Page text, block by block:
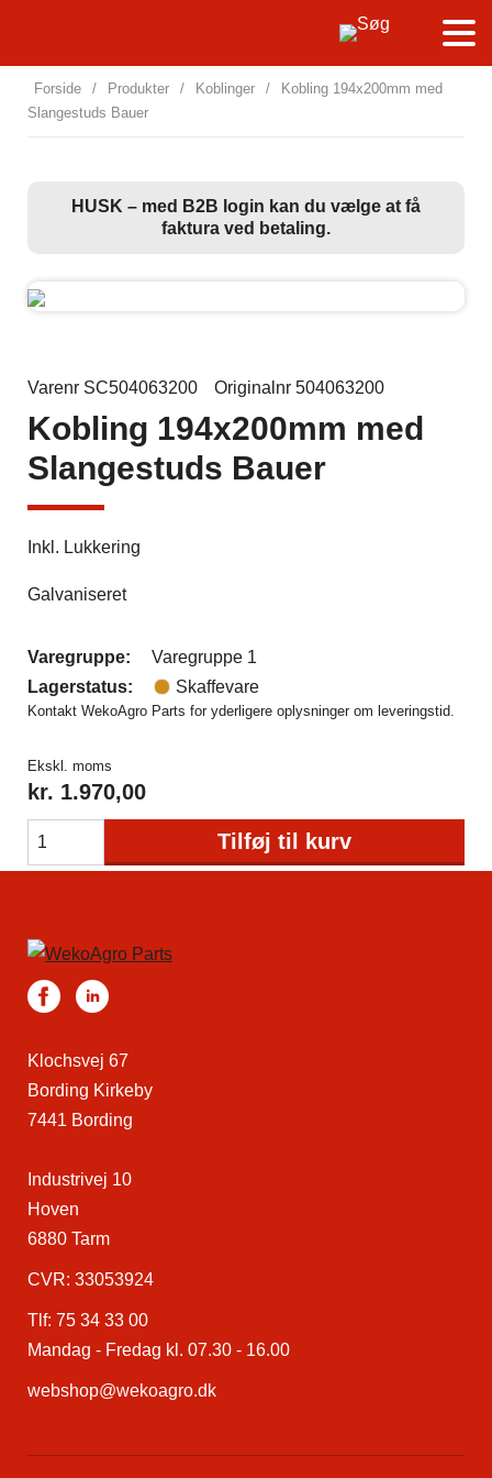
Forside / Produkter / Koblinger /
Kobling 194x200mm med
Slangestuds Bauer
HUSK – med B2B login kan du vælge at få
faktura ved betaling.
Varenr SC504063200 Originalnr 504063200
Kobling 194x200mm med
Slangestuds Bauer
Inkl. Lukkering
Galvaniseret
Varegruppe:
Varegruppe 1
Lagerstatus:
Skaffevare
Kontakt WekoAgro Parts for yderligere oplysninger om leveringstid.
Ekskl. moms
kr. 1.970,00
Tilføj til kurv
Klochsvej 67
Bording Kirkeby
7441 Bording
Industrivej 10
Hoven
6880 Tarm
CVR: 33053924
Tlf: 75 34 33 00
Mandag - Fredag kl. 07.30 - 16.00
webshop@wekoagro.dk